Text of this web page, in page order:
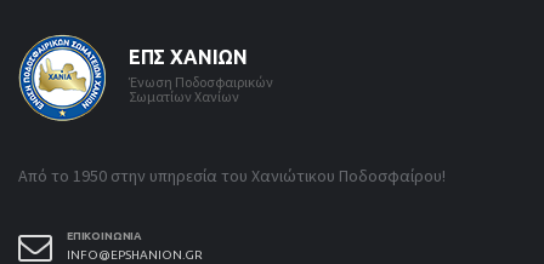
ΕΠΣ ΧΑΝΊΩΝ
Ένωση Ποδοσφαιρικών
Σωματίων Χανίων
Από το 1950 στην υπηρεσία του Χανιώτικου Ποδοσφαίρου!
ΕΠΙΚΟΙΝΩΝΊΑ
INFO@EPSHANION.GR